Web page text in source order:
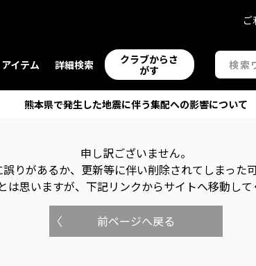
アイテム 詳細検索
クラブからさ
がす
ご
熊本県で発生した地震に伴う集配への影響について
申し訳ございません。
りがあるか、更新等に伴い削除されてしまった
は思いますが、下記リンクからサイトへ移動して
前ページへ戻る